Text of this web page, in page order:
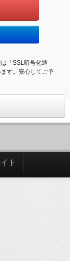
「SSL暗号化通
す。安心してご予
ト